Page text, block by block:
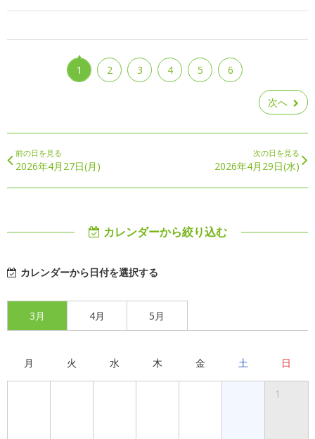
1 2 3 4 5 6
次へ
前の日を見る
2026年4月27日(月)
次の日を見る
2026年4月29日(水)
カレンダーから絞り込む
カレンダーから日付を選択する
3月 4月 5月
月 火 水 木 金 土 日
1